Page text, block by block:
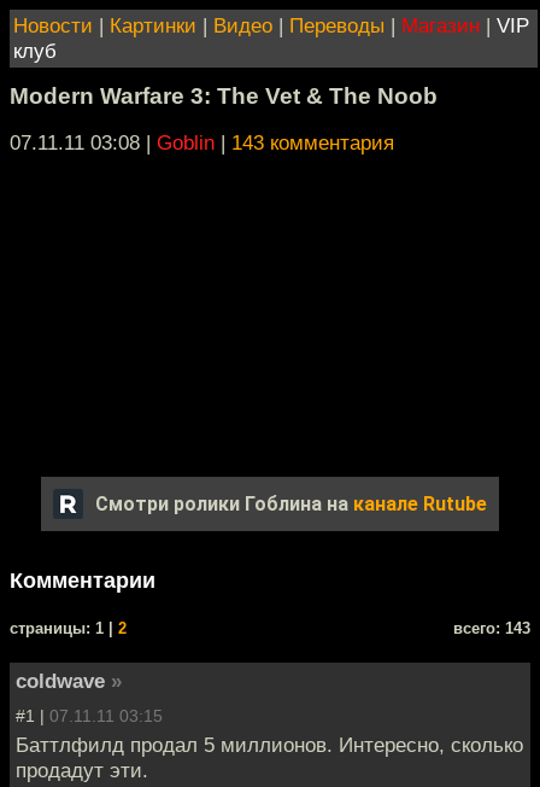
Новости | Картинки | Видео | Переводы | Магазин | VIP
клуб
Modern Warfare 3: The Vet & The Noob
07.11.11 03:08 | Goblin | 143 комментария
Смотри ролики Гоблина на канале Rutube
Комментарии
cтраницы: 1 | 2 всего: 143
coldwave »
#1 | 07.11.11 03:15
Баттлфилд продал 5 миллионов. Интересно, сколько
продадут эти.